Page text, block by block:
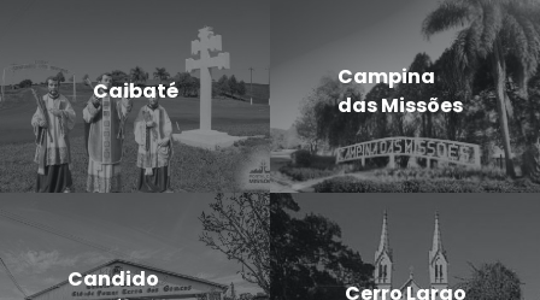
Caibaté
Campina
das Missões
Candido
Cerro Largo